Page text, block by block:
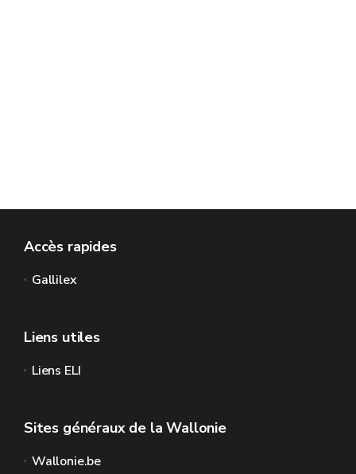
Accès rapides
Gallilex
Liens utiles
Liens ELI
Sites généraux de la Wallonie
Wallonie.be